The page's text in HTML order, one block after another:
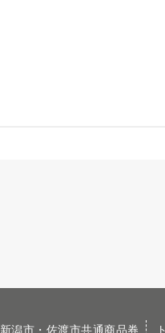
新潟市・佐渡市共通商品券